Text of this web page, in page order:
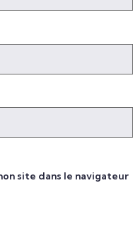
site dans le navigateur